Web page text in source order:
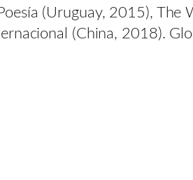
(Uruguay, 2015), The
(China, 2018).